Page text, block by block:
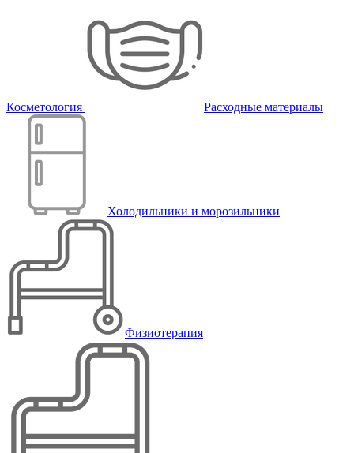
Косметология Расходные материалы
Холодильники и морозильники
Физиотерапия